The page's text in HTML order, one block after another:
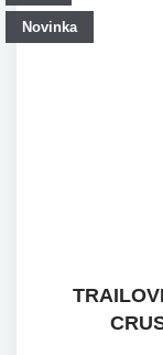
Novinka